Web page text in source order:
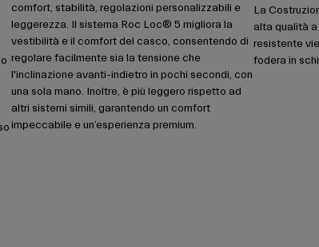
comfort, stabilità, regolazioni personalizzabili e
leggerezza. Il sistema Roc Loc® 5 migliora la
vestibilità e il comfort del casco, consentendo di
regolare facilmente sia la tensione che
l'inclinazione avanti-indietro in pochi secondi, con
una sola mano. Inoltre, è più leggero rispetto ad
altri sistemi simili, garantendo un comfort
impeccabile e un’esperienza premium.
La
alta qualità
resistente
fodera in